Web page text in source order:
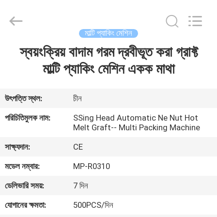
আমাদের
কারখানা
পরিদর্শন
গুণমান
Machinery
Reserved.
মাল্টি প্যাকিং মেশিন
স্বয়ংক্রিয় বাদাম গরম দ্রবীভূত করা গ্রাফ্ট
মাল্টি প্যাকিং মেশিন একক মাথা
উৎপত্তি স্থল:
চীন
পরিচিতিমুলক নাম:
SSing Head Automatic Ne Nut Hot
Melt Graft-- Multi Packing Machine
সাক্ষ্যদান:
CE
মডেল নম্বার:
MP-R0310
ডেলিভারি সময়:
7 দিন
যোগানের ক্ষমতা:
500PCS/দিন